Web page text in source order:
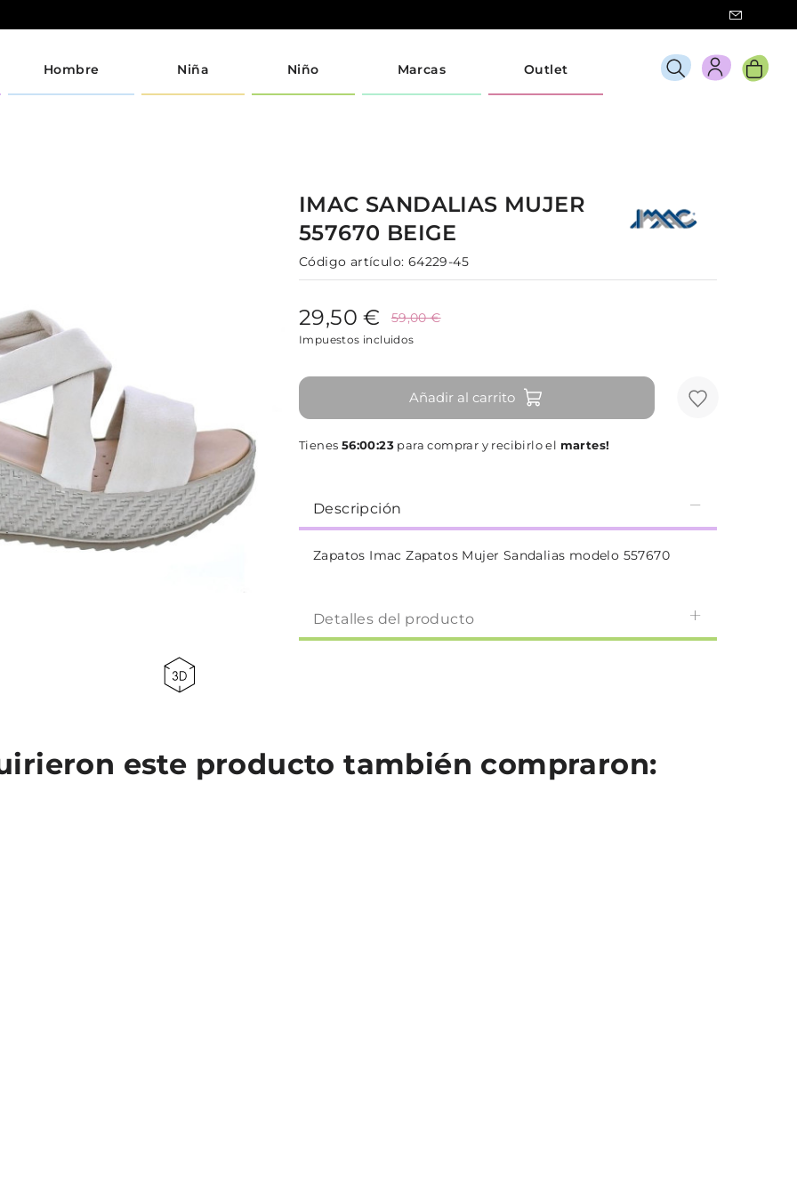
Hombre Niña Niño Marcas Outlet
IMAC SANDALIAS MUJER
557670 BEIGE
Código artículo: 64229-45
29,50 € 59,00 €
Impuestos incluidos
Añadir al carrito
Tienes 56:00:22 para comprar y recibirlo el martes!
Descripción
Zapatos Imac Zapatos Mujer Sandalias modelo 557670
Detalles del producto
este producto también compraron: